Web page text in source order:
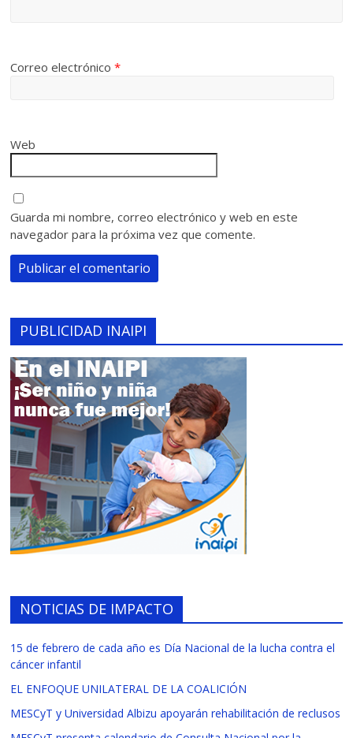
Correo electrónico*
Web
Guarda mi nombre, correo electrónico y web en este
navegador para la próxima vez que comente.
PUBLICIDAD INAIPI
NOTICIAS DE IMPACTO
15 de febrero de cada año es Día Nacional de la lucha contra el
cáncer infantil
EL ENFOQUE UNILATERAL DE LA COALICIÓN
MESCyT y Universidad Albizu apoyarán rehabilitación de reclusos